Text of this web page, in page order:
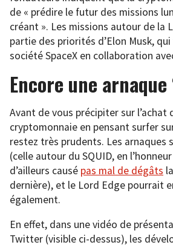
de « prédire le futur des missions
créant ». Les missions autour de la
partie des priorités d’Elon Musk,
société SpaceX en collaboration
Encore une arnaque
Avant de vous précipiter sur l’achat
cryptomonnaie en pensant surfer
restez très prudents. Les arnaques
(celle autour du SQUID, en
d’ailleurs causé pas mal de dégâts
dernière), et le Lord Edge pourrait
également.
En effet, dans une vidéo de
Twitter (visible ci-dessus), les